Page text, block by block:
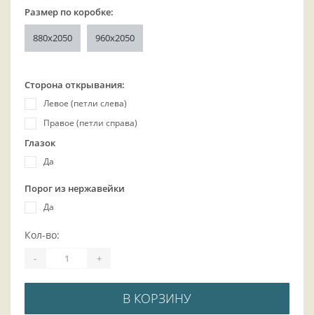
Размер по коробке:
880x2050 960x2050
Сторона открывания:
Левое (петли слева)
Правое (петли справа)
Глазок
Да
Порог из нержавейки
Да
Кол-во:
- +
В КОРЗИНУ